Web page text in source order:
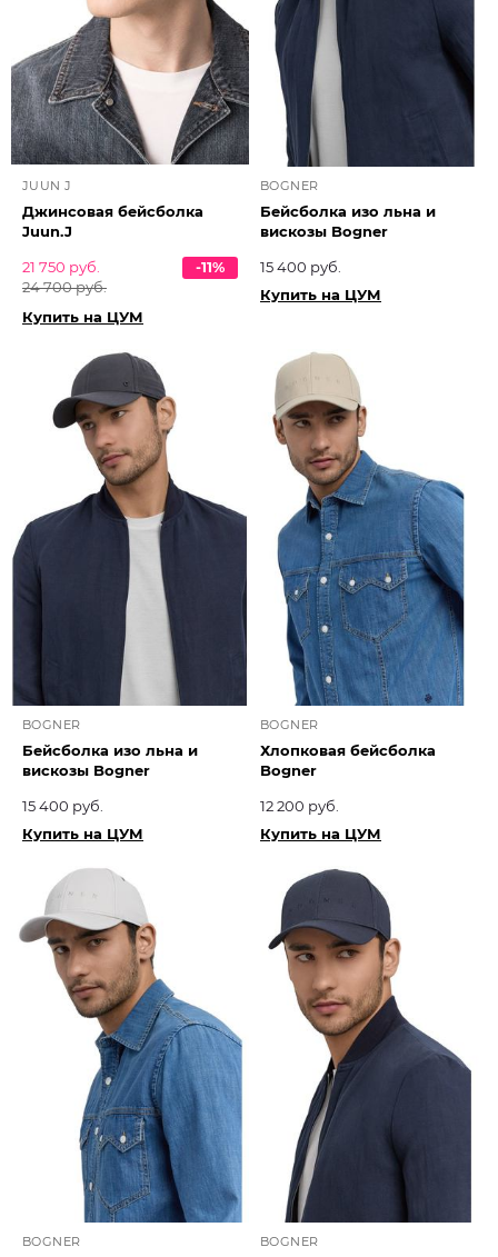
JUUN J
Джинсовая бейсболка
Juun.J
21 750 руб.
24 700 руб.
-11%
Купить на ЦУМ
BOGNER
Бейсболка изо льна и
вискозы Bogner
15 400 руб.
Купить на ЦУМ
BOGNER
Бейсболка изо льна и
вискозы Bogner
15 400 руб.
Купить на ЦУМ
BOGNER
Хлопковая бейсболка
Bogner
12 200 руб.
Купить на ЦУМ
BOGNER BOGNER